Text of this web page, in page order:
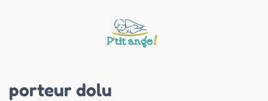
porteur dolu